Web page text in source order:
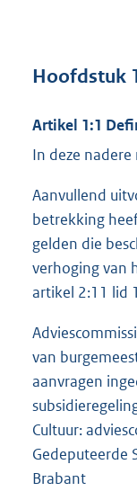
Hoofdstuk
Artikel 1:1
In deze
Aanvullend
betrekking
gelden die
verhoging van
artikel 2:11 lid
van
aanvragen
Cultuur:
Gedeputeerde
Brabant